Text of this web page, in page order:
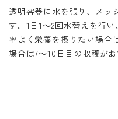
透明容器に水を張り、メッ
す。1日1～2回水替えを行
率よく栄養を摂りたい場合
場合は7～10日目の収穫がお